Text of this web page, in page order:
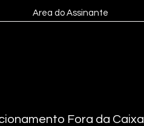
Area do Assinante
Fora da